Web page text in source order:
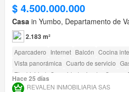
$ 4.500.000.000
Casa in Yumbo, Departamento de
2.183 m²
Aparcadero Internet Balcón Cocina
Vista panorámica Cuarto de servicio
Electricidad Seguridad privada Sauna
Hace 25 días
REVALEN INMOBILIARIA SAS